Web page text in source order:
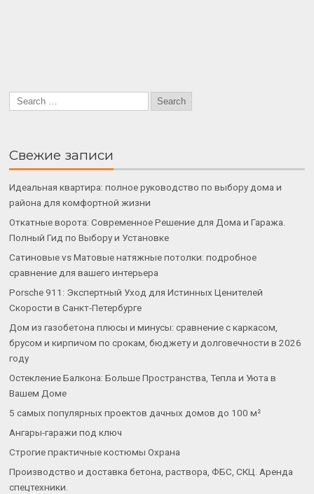
Свежие записи
Идеальная квартира: полное руководство по выбору дома и
района для комфортной жизни
Откатные ворота: Современное Решение для Дома и Гаража.
Полный Гид по Выбору и Установке
Сатиновые vs Матовые натяжные потолки: подробное
сравнение для вашего интерьера
Porsche 911: Экспертный Уход для Истинных Ценителей
Скорости в Санкт-Петербурге
Дом из газобетона плюсы и минусы: сравнение с каркасом,
брусом и кирпичом по срокам, бюджету и долговечности в 2026
году
Остекление Балкона: Больше Пространства, Тепла и Уюта в
Вашем Доме
5 самых популярных проектов дачных домов до 100 м²
Ангары-гаражи под ключ
Строгие практичные костюмы Охрана
Производство и доставка бетона, раствора, ФБС, СКЦ. Аренда
спецтехники.